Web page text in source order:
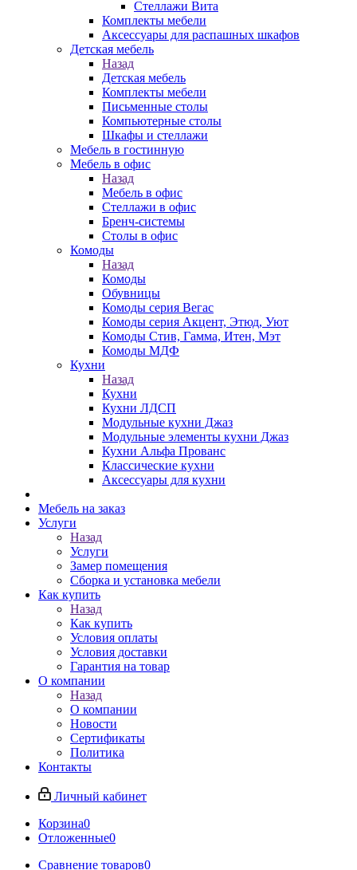
Стеллажи Вита
Комплекты мебели
Аксессуары для распашных шкафов
Детская мебель
Назад
Детская мебель
Комплекты мебели
Письменные столы
Компьютерные столы
Шкафы и стеллажи
Мебель в гостинную
Мебель в офис
Назад
Мебель в офис
Стеллажи в офис
Бренч-системы
Столы в офис
Комоды
Назад
Комоды
Обувницы
Комоды серия Вегас
Комоды серия Акцент, Этюд, Уют
Комоды Стив, Гамма, Итен, Мэт
Комоды МДФ
Кухни
Назад
Кухни
Кухни ЛДСП
Модульные кухни Джаз
Модульные элементы кухни Джаз
Кухни Альфа Прованс
Классические кухни
Аксессуары для кухни
Мебель на заказ
Услуги
Назад
Услуги
Замер помещения
Сборка и установка мебели
Как купить
Назад
Как купить
Условия оплаты
Условия доставки
Гарантия на товар
О компании
Назад
О компании
Новости
Сертификаты
Политика
Контакты
Личный кабинет
Корзина0
Отложенные0
Сравнение товаров0